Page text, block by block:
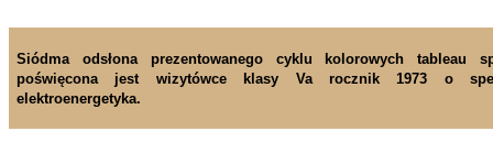
Siódma odsłona prezentowanego cyklu kolorowych tableau
poświęcona jest wizytówce klasy Va rocznik 1973 o
elektroenergetyka.